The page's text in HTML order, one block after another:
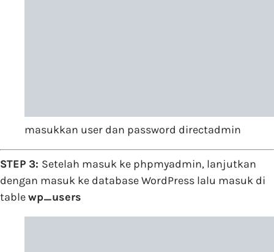
masukkan user dan password directadmin
STEP 3: Setelah masuk ke phpmyadmin, lanjutkan
dengan masuk ke database WordPress lalu masuk di
tablewp_users